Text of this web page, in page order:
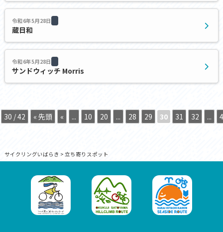
令和6年5月28日
蔵日和
令和6年5月28日
サンドウィッチ Morris
30 / 42 « 先頭 « ... 10 20 ... 28 29 30 31 32 ...
サイクリングいばらき > 立ち寄りスポット